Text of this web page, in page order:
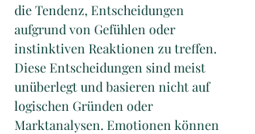
die Tendenz, Entscheidungen
aufgrund von Gefühlen oder
instinktiven Reaktionen zu treffen.
Diese Entscheidungen sind meist
unüberlegt und basieren nicht auf
logischen Gründen oder
Marktanalysen. Emotionen können